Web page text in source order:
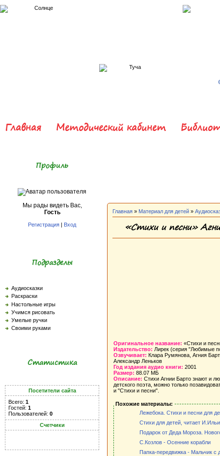
Главная Методический кабинет
Профиль
Мы рады видеть Вас,
Гость
Регистрация | Вход
Подразделы
Аудиосказки
Раскраски
Настольные игры
Учимся рисовать
Умелые ручки
Своими руками
Статистика
Посетители сайта
Всего: 1
Гостей: 1
Пользователей: 0
Счетчики
Главная » Материал для детей »
«Стихи и песни»
Оригинальное название: «Стихи и
Издательство: Лирек (серия "Любимые
Озвучивает: Клара Румянова, Агния
Александр Леньков
Год издания аудио книги: 2001
Размер: 88.07 МБ
Описание: Стихи Агнии Барто знают и
детского поэта, можно только
и "Стихи и песни".
Похожие материалы:
Лежебока. Стихи и песни для
Стихи для детей, читает
Подарок от Деда Мороза.
С.Козлов - Осенние корабли
Папка-передвижка - Мальчик с